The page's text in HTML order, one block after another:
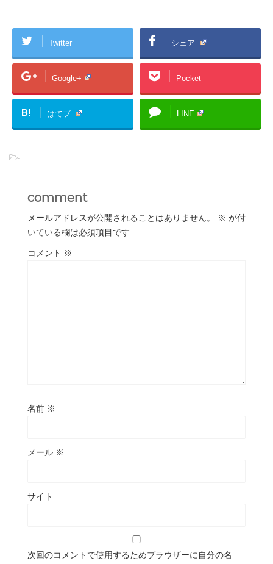
Twitter シェア
Google+ Pocket
B! はてブ LINE
-
comment
メールアドレスが公開されることはありません。 ※ が付
いている欄は必須項目です
コメント ※
名前 ※
メール ※
サイト
次回のコメントで使用するためブラウザーに自分の名